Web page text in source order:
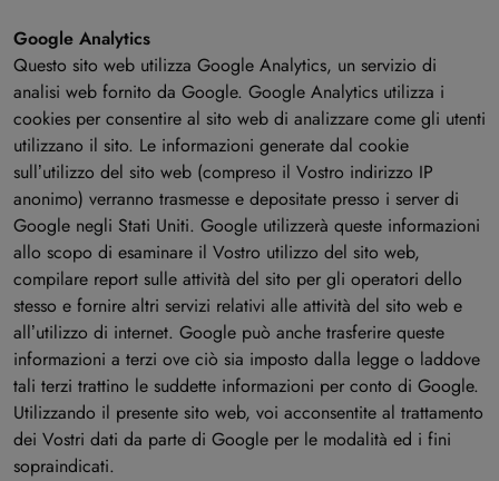
Google Analytics
Questo sito web utilizza Google Analytics, un servizio di
analisi web fornito da Google. Google Analytics utilizza i
cookies per consentire al sito web di analizzare come gli utenti
utilizzano il sito. Le informazioni generate dal cookie
sull’utilizzo del sito web (compreso il Vostro indirizzo IP
anonimo) verranno trasmesse e depositate presso i server di
Google negli Stati Uniti. Google utilizzerà queste informazioni
allo scopo di esaminare il Vostro utilizzo del sito web,
compilare report sulle attività del sito per gli operatori dello
stesso e fornire altri servizi relativi alle attività del sito web e
all’utilizzo di internet. Google può anche trasferire queste
informazioni a terzi ove ciò sia imposto dalla legge o laddove
tali terzi trattino le suddette informazioni per conto di Google.
Utilizzando il presente sito web, voi acconsentite al trattamento
dei Vostri dati da parte di Google per le modalità ed i fini
sopraindicati.